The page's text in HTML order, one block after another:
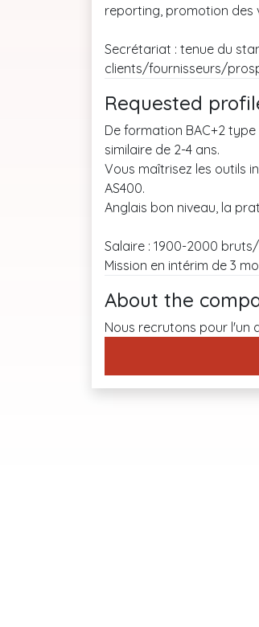
reporting, promotion des
Secrétariat : tenue du
clients/fournisseurs/
Requested
De formation BAC+2
similaire de 2-4 ans.
Vous maîtrisez les outils
AS400.
Anglais bon niveau, la
Salaire : 1900-2000
Mission en intérim de 3
About the
Nous recrutons pour l'un